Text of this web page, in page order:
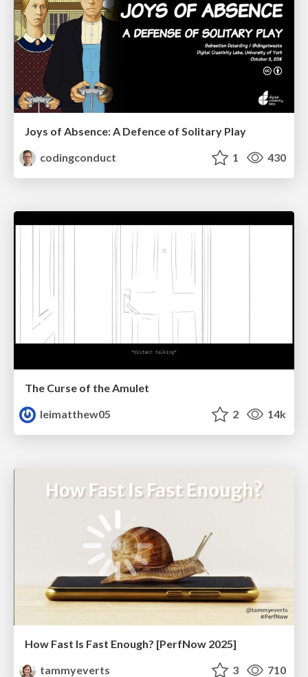
Joys of Absence: A Defence of Solitary Play
codingconduct
1 430
The Curse of the Amulet
leimatthew05
2 14k
How Fast Is Fast Enough? [PerfNow 2025]
tammyeverts
3 710